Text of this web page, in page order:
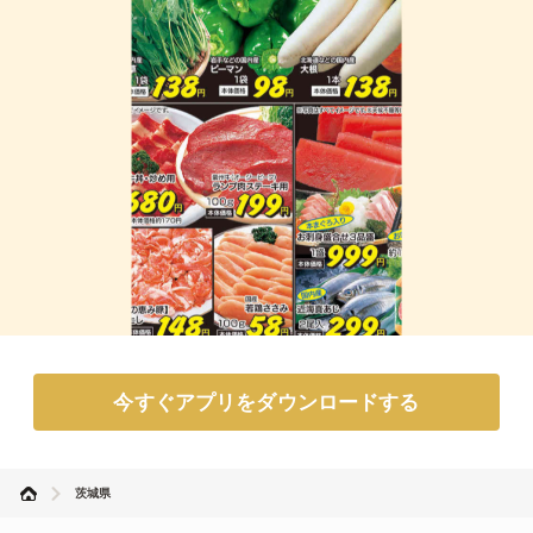
今すぐアプリをダウンロードする
茨城県